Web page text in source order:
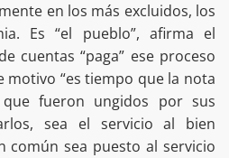
en los más excluidos, los
Es “el pueblo”, afirma el
cuentas “paga” ese proceso
motivo “es tiempo que la nota
fueron ungidos por sus
sea el servicio al bien
común sea puesto al servicio